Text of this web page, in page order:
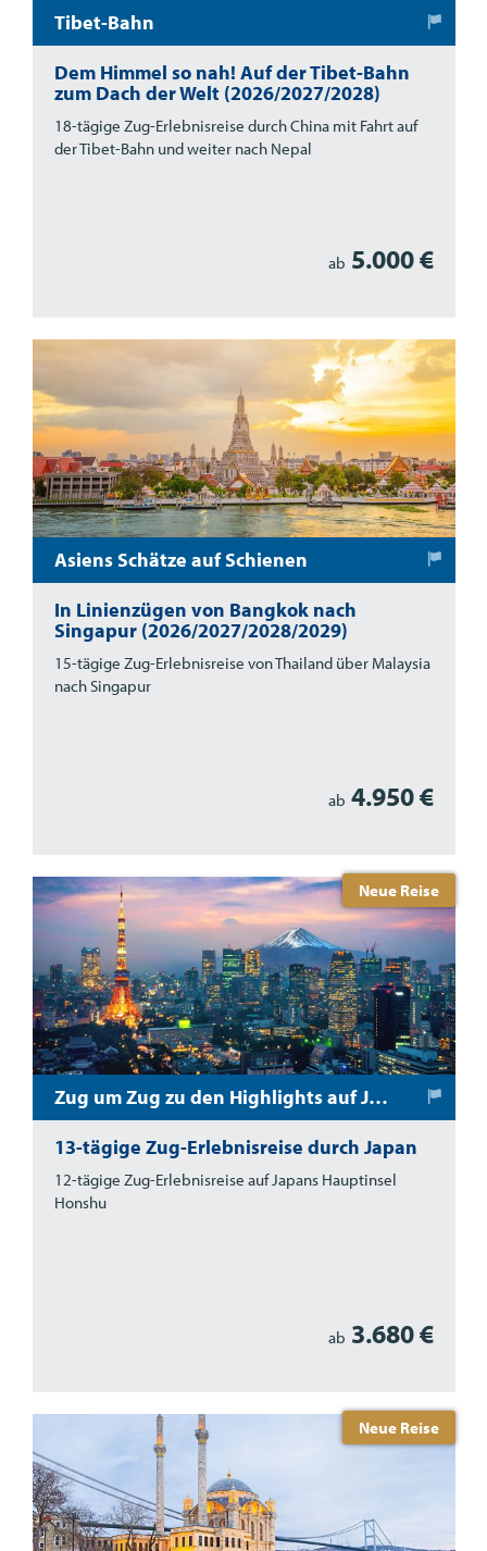
Tibet-Bahn
Dem Himmel so nah! Auf der Tibet-Bahn
zum Dach der Welt (2026/2027/2028)
18-tägige Zug-Erlebnisreise durch China mit Fahrt auf
der Tibet-Bahn und weiter nach Nepal
ab 5.000 €
Asiens Schätze auf Schienen
In Linienzügen von Bangkok nach
Singapur (2026/2027/2028/2029)
15-tägige Zug-Erlebnisreise von Thailand über Malaysia
nach Singapur
ab 4.950 €
Zug um Zug zu den Highlights auf Japans Hauptinsel Honshu
Neue Reise
13-tägige Zug-Erlebnisreise durch Japan
12-tägige Zug-Erlebnisreise auf Japans Hauptinsel
Honshu
ab 3.680 €
Neue Reise